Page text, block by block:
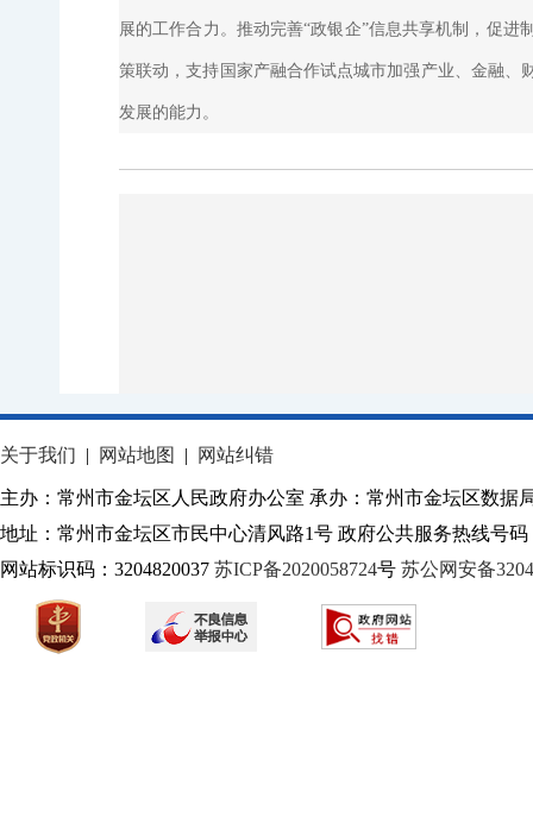
展的工作合力。推动完善“政银企”信息共享机制，促
策联动，支持国家产融合作试点城市加强产业、金融
发展的能力。
关于我们 | 网站地图 | 网站纠错
主办：常州市金坛区人民政府办公室 承办：常州市金坛区数据
地址：常州市金坛区市民中心清风路1号 政府公共服务热线号码
网站标识码：3204820037 苏ICP备2020058724号 苏公网安备